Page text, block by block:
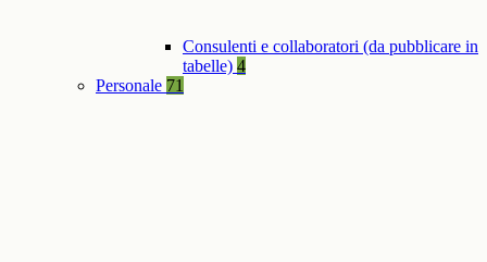
Consulenti e collaboratori (da pubblicare in
tabelle) 4
Personale 71